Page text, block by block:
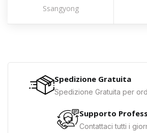
Ssangyong
Spedizione Gratuita
Spedizione Gratuita per
Supporto
Contattaci tutti i